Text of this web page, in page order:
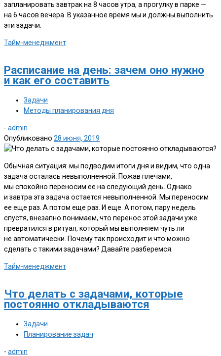
запланировать завтрак на 8 часов утра, а прогулку в парке —
на 6 часов вечера. В указанное время мы и должны выполнить
эти задачи.
Тайм-менеджмент
Расписание на день: зачем оно нужно
и как его составить
Задачи
Методы планирования дня
- admin
Опубликовано 28 июня, 2019
Обычная ситуация: мы подводим итоги дня и видим, что одна
задача осталась невыполненной. Пожав плечами,
мы спокойно переносим ее на следующий день. Однако
и завтра эта задача остается невыполненной. Мы переносим
ее еще раз. А потом еще раз. И еще. А потом, пару недель
спустя, внезапно понимаем, что перенос этой задачи уже
превратился в ритуал, который мы выполняем чуть ли
не автоматически. Почему так происходит и что можно
сделать с такими задачами? Давайте разберемся.
Тайм-менеджмент
Что делать с задачами, которые
постоянно откладываются
Задачи
Планирование задач
- admin